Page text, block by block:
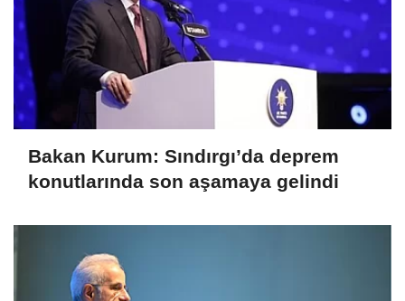
Bakan Kurum: Sındırgı’da deprem
konutlarında son aşamaya gelindi